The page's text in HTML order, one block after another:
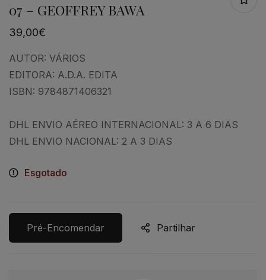
07 – GEOFFREY BAWA
39,00€
AUTOR: VÁRIOS
EDITORA: A.D.A. EDITA
ISBN: 9784871406321
DHL ENVIO AÉREO INTERNACIONAL: 3 A 6 DIAS
DHL ENVIO NACIONAL: 2 A 3 DIAS
Esgotado
Pré-Encomendar Partilhar